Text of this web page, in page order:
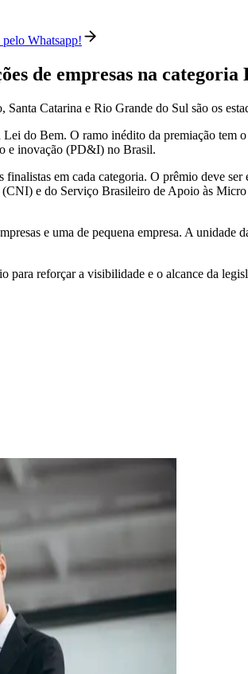
Whatsapp!
de empresas na categoria
Catarina e Rio Grande do Sul são os
do Bem. O ramo inédito da premiação tem
e inovação (PD&I) no Brasil.
em cada categoria. O prêmio deve
e do Serviço Brasileiro de Apoio às
e uma de pequena empresa. A
reforçar a visibilidade e o alcance da